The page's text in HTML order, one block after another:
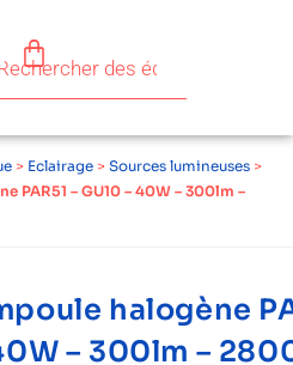
> Eclairage > Sources lumineuses >
PAR51 – GU10 – 40W – 300lm –
halogène
– 300lm –